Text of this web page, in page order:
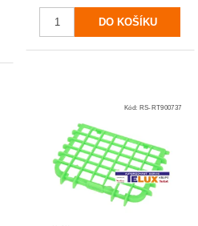
Kód: RS-RT900737